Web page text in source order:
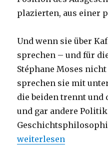
plazierten, aus einer
Und wenn sie über
sprechen – und für
Stéphane Moses
sprechen sie mit
die beiden trennt und
und gar andere
„Die
weiterlesen